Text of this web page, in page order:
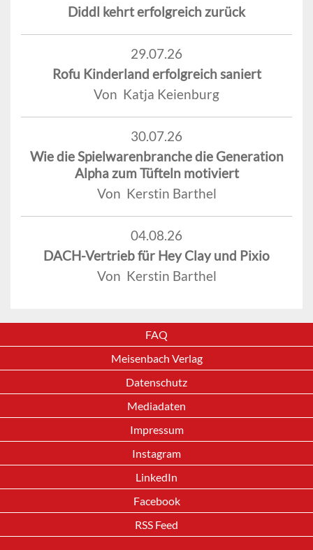
Diddl kehrt erfolgreich zurück
29.07.26
Rofu Kinderland erfolgreich saniert
Von Katja Keienburg
30.07.26
Wie die Spielwarenbranche die Generation
Alpha zum Tüfteln motiviert
Von Kerstin Barthel
04.08.26
DACH-Vertrieb für Hey Clay und Pixio
Von Kerstin Barthel
FAQ
Meisenbach Verlag
Datenschutz
Mediadaten
Impressum
Instagram
LinkedIn
Facebook
RSS Feed